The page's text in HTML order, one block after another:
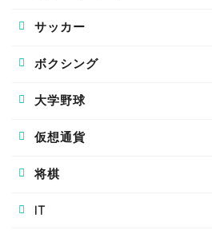
サッカー
ボクシング
大学野球
仮想通貨
将棋
IT